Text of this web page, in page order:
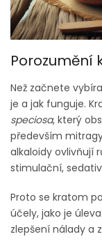
Porozumění
Než začnete
je a jak funguje.
speciosa, který
především
alkaloidy ovlivňují
stimulační,
Proto se kratom
účely, jako je
zlepšení nálady a